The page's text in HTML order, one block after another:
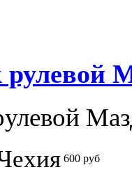
600 руб